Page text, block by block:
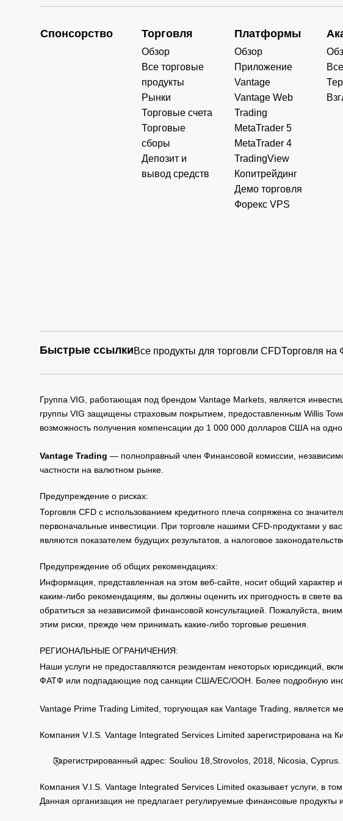
Спонсорство Торговля
Обзор
Все торговые
продукты
Рынки
Торговые счета
Торговые
сборы
Депозит и
вывод средств
Платформы
Обзор
Приложение
Vantage
Vantage Web
Trading
MetaTrader 5
MetaTrader 4
TradingView
Копитрейдинг
Демо торговля
Форекс VPS
Быстрые ссылкиВсе продукты для торговли CFDТорговля на
Группа VIG, работающая под брендом Vantage Markets, является
группы VIG защищены страховым покрытием, предоставленным Willis
возможность получения компенсации до 1 000 000 долларов США на
Vantage Trading — полноправный член Финансовой комиссии,
частности на валютном рынке.
Предупреждение о рисках:
Торговля CFD с использованием кредитного плеча сопряжена со
первоначальные инвестиции. При торговле нашими CFD-продуктами у
являются показателем будущих результатов, а налоговое
Предупреждение об общих рекомендациях:
Информация, представленная на этом веб-сайте, носит общий характер
каким-либо рекомендациям, вы должны оценить их пригодность в свете
обратиться за независимой финансовой консультацией. Пожалуйста,
этим риски, прежде чем принимать какие-либо торговые решения.
РЕГИОНАЛЬНЫЕ ОГРАНИЧЕНИЯ:
Наши услуги не предоставляются резидентам некоторых юрисдикций,
ФАТФ или подпадающие под санкции США/ЕС/ООН. Более подробную
Vantage Prime Trading Limited, торгующая как Vantage Trading, является
Компания V.I.S. Vantage Integrated Services Limited зарегистрирована на
Зарегистрированный адрес: Souliou 18,Strovolos, 2018, Nicosia, Cyprus.
Компания V.I.S. Vantage Integrated Services Limited оказывает услуги, в
Данная организация не предлагает регулируемые финансовые продукты и